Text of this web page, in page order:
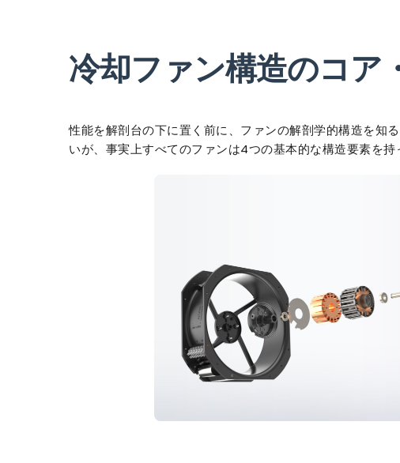
冷却ファン構造のコア
性能を解剖台の下に置く前に、ファンの解剖学的構造を知
いが、事実上すべてのファンは4つの基本的な構造要素を持